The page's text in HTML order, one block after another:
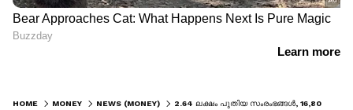
HOME MONEY NEWS (MONEY)